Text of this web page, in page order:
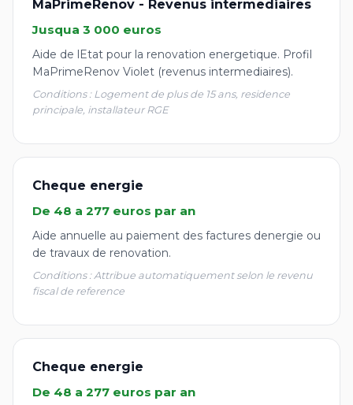
MaPrimeRenov - Revenus intermediaires
Jusqua 3 000 euros
Aide de lEtat pour la renovation energetique. Profil
MaPrimeRenov Violet (revenus intermediaires).
Conditions : Logement de plus de 15 ans, residence
principale, installateur RGE
Cheque energie
De 48 a 277 euros par an
Aide annuelle au paiement des factures denergie ou
de travaux de renovation.
Conditions : Attribue automatiquement selon le revenu
fiscal de reference
Cheque energie
De 48 a 277 euros par an